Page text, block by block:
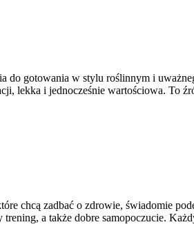
do gotowania w stylu roślinnym i
lekka i jednocześnie wartościowa. To
chcą zadbać o zdrowie, świadomie
a także dobre samopoczucie.